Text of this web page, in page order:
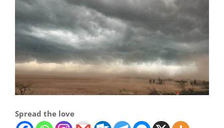
Spread the love